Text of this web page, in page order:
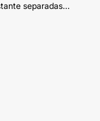
separadas...